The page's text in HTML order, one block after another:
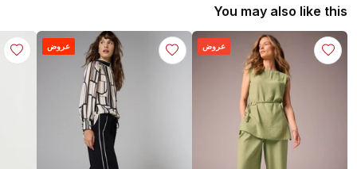
You may also like this
عروض عروض